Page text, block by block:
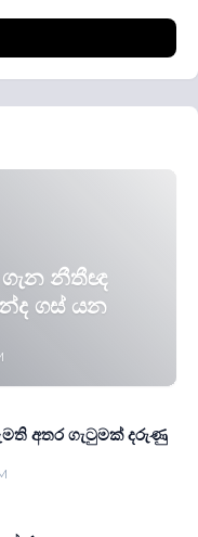
ගැන නීතීඥ
ගස් යන
අතර ගැටුමක් දරුණු